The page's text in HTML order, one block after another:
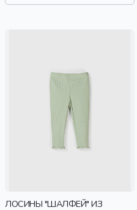
ЛОСИНЫ "ШАЛФЕЙ" ИЗ